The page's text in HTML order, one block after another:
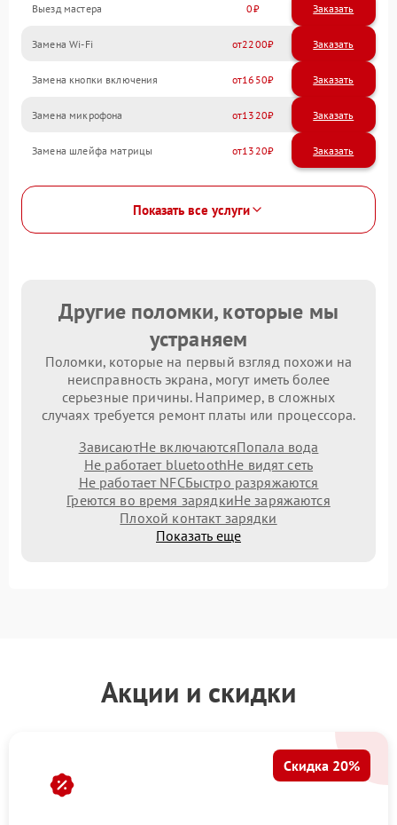
Выезд мастера 0 Заказать
Замена Wi-Fi 2200
Замена кнопки включения 1650
Замена микрофона 1320
Замена шлейфа матрицы 1320
Показать все услуги
Другие поломки, которые мы
устраняем
Поломки, которые на первый взгляд похожи на
неисправность экрана, могут иметь более
серьезные причины. Например, в сложных
случаях требуется ремонт платы или процессора.
ЗависаютНе включаютсяПопала вода
Не работает bluetoothНе видят сеть
Не работает NFCБыстро разряжаются
Греются во время зарядкиНе заряжаются
Плохой контакт зарядки
Показать еще
Акции и скидки
Скидка 20%